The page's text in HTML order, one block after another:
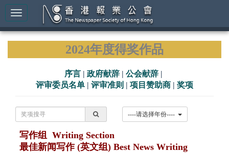
2024年度得奖作品
序言 | 政府献辞 | 公会献辞 |
评审委员名单 | 评审准则 | 项目赞助商 | 奖项
写作组 Writing Section
最佳新闻写作 (英文组) Best News Writing